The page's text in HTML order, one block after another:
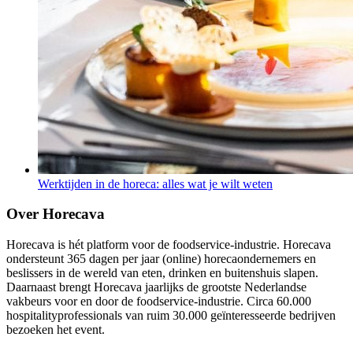
Werktijden in de horeca: alles wat je wilt weten
Over Horecava
Horecava is hét platform voor de foodservice-industrie. Horecava
ondersteunt 365 dagen per jaar (online) horecaondernemers en
beslissers in de wereld van eten, drinken en buitenshuis slapen.
Daarnaast brengt Horecava jaarlijks de grootste Nederlandse
vakbeurs voor en door de foodservice-industrie. Circa 60.000
hospitalityprofessionals van ruim 30.000 geïnteresseerde bedrijven
bezoeken het event.